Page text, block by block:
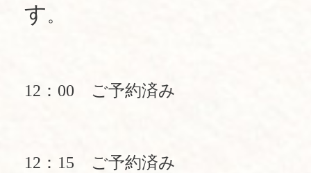
す。
12：00 ご予約済み
12：15 ご予約済み